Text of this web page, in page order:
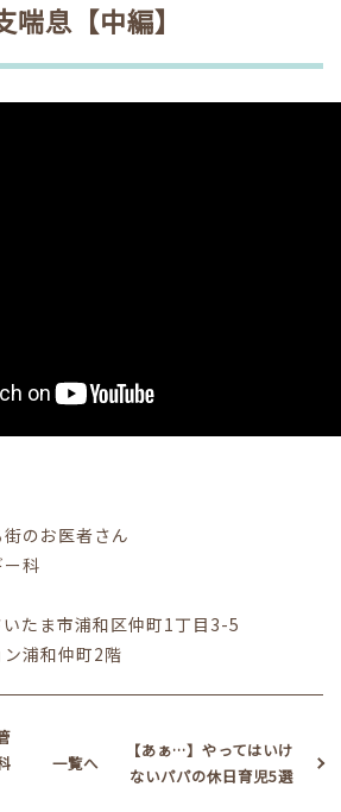
喘息【中編】
のお医者さん
科
たま市浦和区仲町1丁目3-5
浦和仲町2階
一覧へ
【あぁ…】やってはいけ
ないパパの休日育児5選